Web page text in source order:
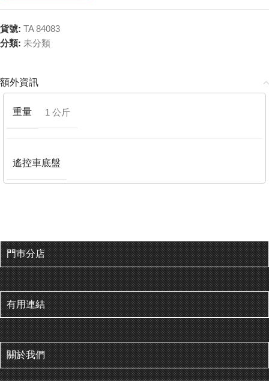
貨號: TA 84083
分類: 未分類
額外資訊
重量 1 公斤
遙控車底盤
門巿分店
有用連結
關於我們